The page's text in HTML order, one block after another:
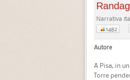
Narrativa
1482
Autore
A Pisa, in
Torre